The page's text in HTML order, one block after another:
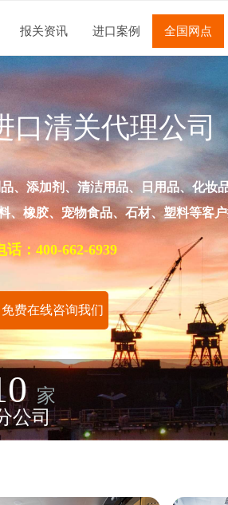
报关资讯 进口案例 全国网点
、添加剂、清洁用品、日用品、化妆
橡胶、宠物食品、石材、塑料等客
话：400-662-6939
口清关代理公司
免费在线咨询我们
公司
家